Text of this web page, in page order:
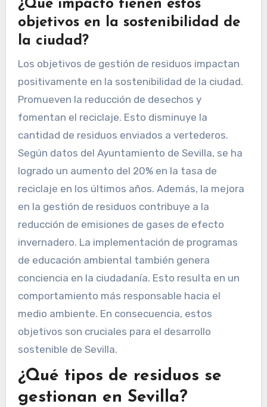
¿Qué impacto tienen estos
objetivos en la sostenibilidad de
la ciudad?
Los objetivos de gestión de residuos impactan
positivamente en la sostenibilidad de la ciudad.
Promueven la reducción de desechos y
fomentan el reciclaje. Esto disminuye la
cantidad de residuos enviados a vertederos.
Según datos del Ayuntamiento de Sevilla, se ha
logrado un aumento del 20% en la tasa de
reciclaje en los últimos años. Además, la mejora
en la gestión de residuos contribuye a la
reducción de emisiones de gases de efecto
invernadero. La implementación de programas
de educación ambiental también genera
conciencia en la ciudadanía. Esto resulta en un
comportamiento más responsable hacia el
medio ambiente. En consecuencia, estos
objetivos son cruciales para el desarrollo
sostenible de Sevilla.
¿Qué tipos de residuos se
gestionan en Sevilla?